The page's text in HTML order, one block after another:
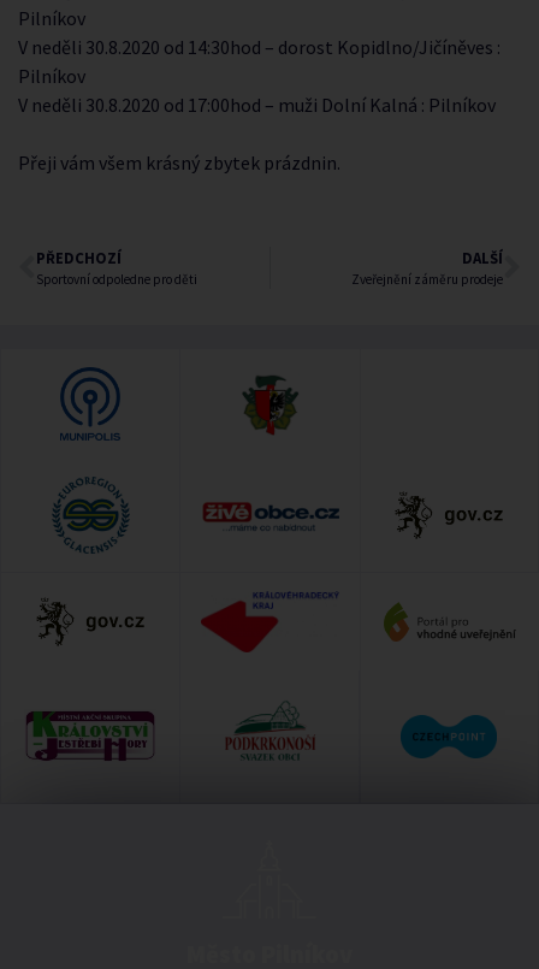
Pilníkov
V neděli 30.8.2020 od 14:30hod – dorost Kopidlno/Jičíněves :
Pilníkov
V neděli 30.8.2020 od 17:00hod – muži Dolní Kalná : Pilníkov
Přeji vám všem krásný zbytek prázdnin.
PŘEDCHOZÍ
Sportovní odpoledne pro děti
DALŠÍ
Zveřejnění záměru prodeje